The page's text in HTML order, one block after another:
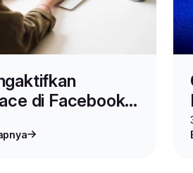
di Facebook
Online